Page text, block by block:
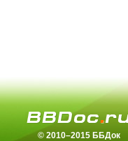
© 2010–2015 ББДок